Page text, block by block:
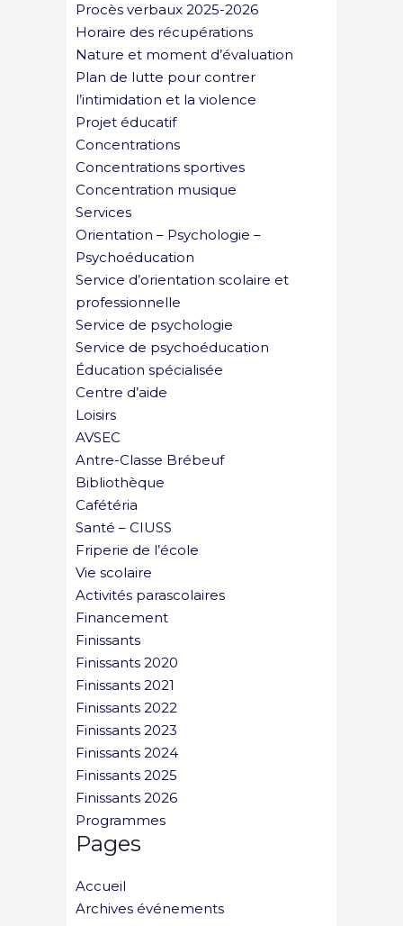
Procès verbaux 2025-2026
Horaire des récupérations
Nature et moment d’évaluation
Plan de lutte pour contrer
l’intimidation et la violence
Projet éducatif
Concentrations
Concentrations sportives
Concentration musique
Services
Orientation – Psychologie –
Psychoéducation
Service d’orientation scolaire et
professionnelle
Service de psychologie
Service de psychoéducation
Éducation spécialisée
Centre d’aide
Loisirs
AVSEC
Antre-Classe Brébeuf
Bibliothèque
Cafétéria
Santé – CIUSS
Friperie de l’école
Vie scolaire
Activités parascolaires
Financement
Finissants
Finissants 2020
Finissants 2021
Finissants 2022
Finissants 2023
Finissants 2024
Finissants 2025
Finissants 2026
Programmes
Pages
Accueil
Archives événements